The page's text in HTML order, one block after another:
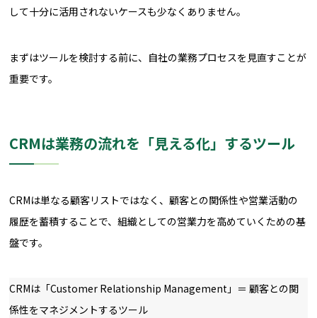
して十分に活用されないケースも少なくありません。
まずはツールを検討する前に、自社の業務プロセスを見直すことが
重要です。
CRMは業務の流れを「見える化」するツール
CRMは単なる顧客リストではなく、顧客との関係性や営業活動の
履歴を蓄積することで、組織としての営業力を高めていくための基
盤です。
CRMは「Customer Relationship Management」＝ 顧客との関
係性をマネジメントするツール